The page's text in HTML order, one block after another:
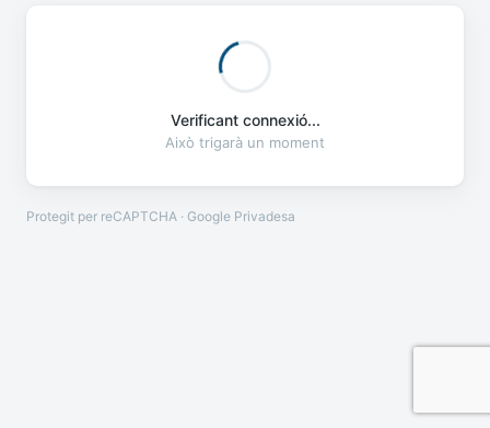
Verificant connexió...
Això trigarà un moment
Protegit per reCAPTCHA · Google Privadesa